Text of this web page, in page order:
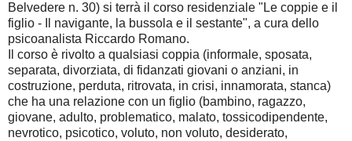
Belvedere n. 30) si terrà il corso residenziale "Le coppie e il
figlio - Il navigante, la bussola e il sestante", a cura dello
psicoanalista Riccardo Romano.
Il corso è rivolto a qualsiasi coppia (informale, sposata,
separata, divorziata, di fidanzati giovani o anziani, in
costruzione, perduta, ritrovata, in crisi, innamorata, stanca)
che ha una relazione con un figlio (bambino, ragazzo,
giovane, adulto, problematico, malato, tossicodipendente,
nevrotico, psicotico, voluto, non voluto, desiderato,